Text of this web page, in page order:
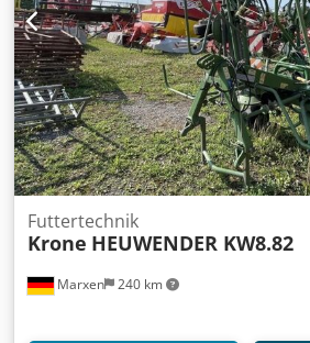
Marxen 240 km
Futtertechnik
Krone HEUWENDER KW8.82